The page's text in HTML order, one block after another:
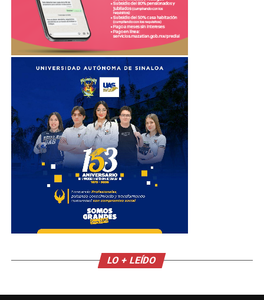
LO + LEÍDO